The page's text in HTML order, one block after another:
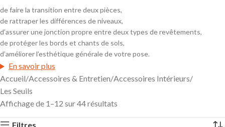
jonction
chez L’ESPACE 2B à Saint-Martin-le-Vinoux
cœur de l’agglomération de Grenoble (Isère – 38)
Nous vous proposons des solutions de finition hautement
qualitatives :
seuils aluminium
seuils bois artisanaux (brut
ou vernis)
, seuils de transition
tous types de revêtements.
Demander un devis
de faire la transition entre deux pièces,
de rattraper les différences de niveaux,
d’assurer une jonction propre entre deux types de revêtements,
de protéger les bords et chants de sols,
d’améliorer l’esthétique générale de votre pose.
En savoir plus
Accueil Accessoires & Entretien Accessoires Intérieurs
Les Seuils
Affichage de 1–12 sur 44 résultats
Filtres